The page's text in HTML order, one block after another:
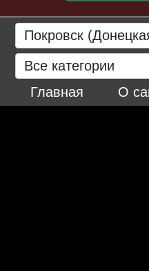
Покровск
Все категории
Главная
О